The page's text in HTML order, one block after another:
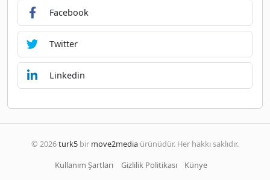
Facebook
Twitter
Linkedin
© 2026turk5 bir move2media ürünüdür. Her hakkı saklıdır.
Kullanım Şartları
Gizlilik Politikası Künye